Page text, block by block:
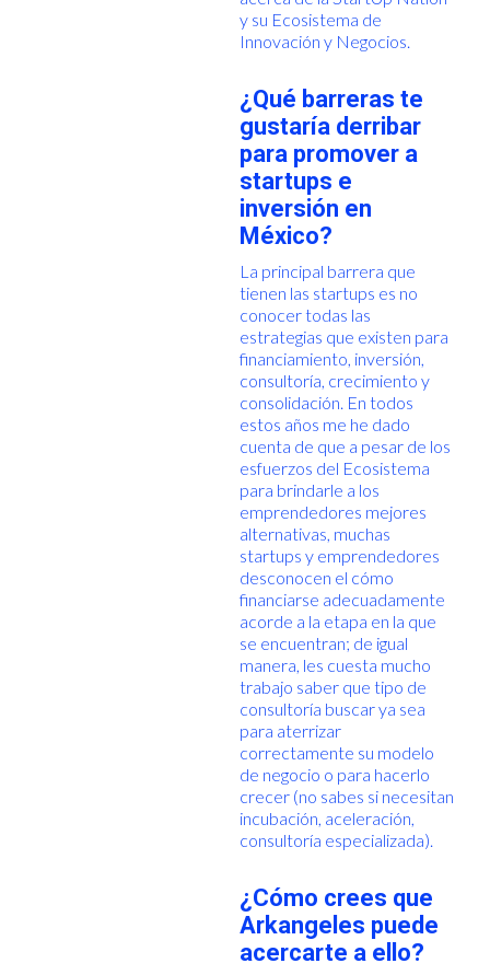
y su Ecosistema de
Innovación y Negocios.
¿Qué barreras te
gustaría derribar
para promover a
startups e
inversión en
México?
La principal barrera que
tienen las startups es no
conocer todas las
estrategias que existen para
financiamiento, inversión,
consultoría, crecimiento y
consolidación. En todos
estos años me he dado
cuenta de que a pesar de los
esfuerzos del Ecosistema
para brindarle a los
emprendedores mejores
alternativas, muchas
startups y emprendedores
desconocen el cómo
financiarse adecuadamente
acorde a la etapa en la que
se encuentran; de igual
manera, les cuesta mucho
trabajo saber que tipo de
consultoría buscar ya sea
para aterrizar
correctamente su modelo
de negocio o para hacerlo
crecer (no sabes si necesitan
incubación, aceleración,
consultoría especializada).
¿Cómo crees que
Arkangeles puede
acercarte a ello?